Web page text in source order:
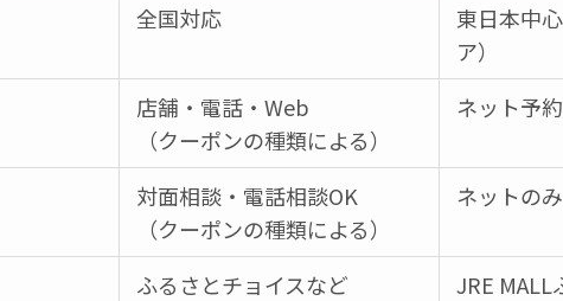
全国対応
東日本中
ア）
店舗・電話・Web
（クーポンの種類による）
ネット予
対面相談・電話相談OK
（クーポンの種類による）
ネットの
ふるさとチョイスなど
JRE MALL